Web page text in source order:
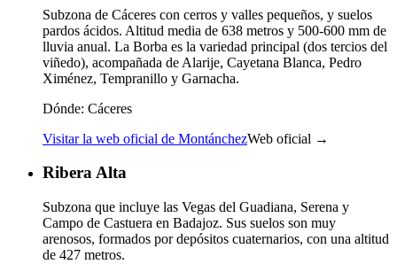
Subzona de Cáceres con cerros y valles pequeños, y suelos
pardos ácidos. Altitud media de 638 metros y 500-600 mm de
lluvia anual. La Borba es la variedad principal (dos tercios del
viñedo), acompañada de Alarije, Cayetana Blanca, Pedro
Ximénez, Tempranillo y Garnacha.
Dónde: Cáceres
Visitar la web oficial de MontánchezWeb oficial →
Ribera Alta
Subzona que incluye las Vegas del Guadiana, Serena y
Campo de Castuera en Badajoz. Sus suelos son muy
arenosos, formados por depósitos cuaternarios, con una altitud
de 427 metros.